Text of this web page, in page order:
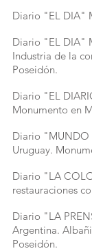
Diario "EL DIA"
Diario "EL DIA"
Industria de la
Poseidón.
Diario "EL
Monumento en
Diario "MUNDO
Uruguay.
Diario "LA
restauraciones
Diario "LA
Argentina.
Poseidón.